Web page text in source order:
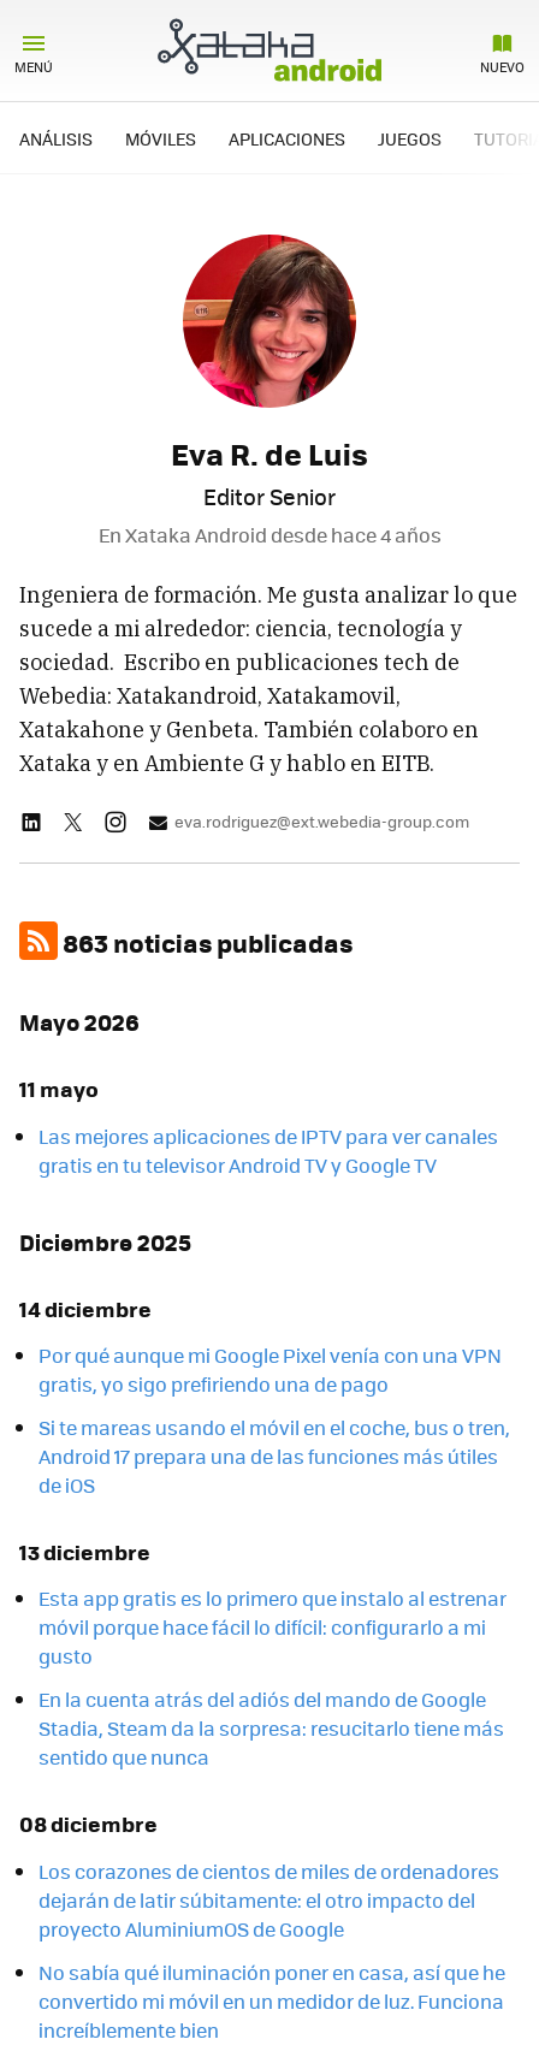
MENÚ NUEVO
ANÁLISIS MÓVILES APLICACIONES JUEGOS
Eva R. de Luis
Editor Senior
En Xataka Android desdehace 4 años
Ingeniera de formación. Me gusta analizar lo que
sucede a mi alrededor: ciencia, tecnología y
sociedad. Escribo en publicaciones tech de
Webedia: Xatakandroid, Xatakamovil,
Xatakahone y Genbeta. También colaboro en
Xataka y en Ambiente G y hablo en EITB.
eva.rodriguez@ext.webedia-group.com
863 noticias publicadas
Mayo 2026
11 mayo
Las mejores aplicaciones de IPTV para ver canales
gratis en tu televisor Android TV y Google TV
Diciembre 2025
14 diciembre
Por qué aunque mi Google Pixel venía con una VPN
gratis, yo sigo prefiriendo una de pago
Si te mareas usando el móvil en el coche, bus o tren,
Android 17 prepara una de las funciones más útiles
de iOS
13 diciembre
Esta app gratis es lo primero que instalo al estrenar
móvil porque hace fácil lo difícil: configurarlo a mi
gusto
En la cuenta atrás del adiós del mando de Google
Stadia, Steam da la sorpresa: resucitarlo tiene más
sentido que nunca
08 diciembre
Los corazones de cientos de miles de ordenadores
dejarán de latir súbitamente: el otro impacto del
proyecto AluminiumOS de Google
No sabía qué iluminación poner en casa, así que he
convertido mi móvil en un medidor de luz. Funciona
increíblemente bien